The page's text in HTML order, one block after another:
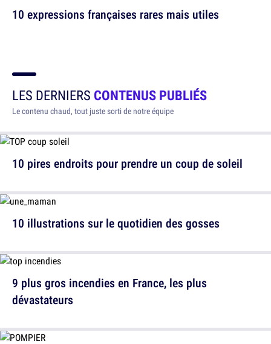
10 expressions françaises rares mais utiles
LES DERNIERS CONTENUS PUBLIÉS
Le contenu chaud, tout juste sorti de notre équipe
10 pires endroits pour prendre un coup de soleil
9 plus gros incendies en France, les plus
dévastateurs
10 illustrations sur le quotidien des gosses